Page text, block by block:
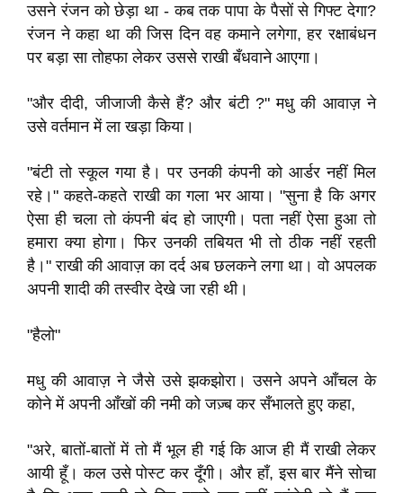
उसने रंजन को छेड़ा था - कब तक पापा के पैसों से गिफ्ट देगा?
रंजन ने कहा था की जिस दिन वह कमाने लगेगा, हर रक्षाबंधन
पर बड़ा सा तोहफा लेकर उससे राखी बँधवाने आएगा।
"और दीदी, जीजाजी कैसे हैं? और बंटी ?" मधु की आवाज़ ने
उसे वर्तमान में ला खड़ा किया।
"बंटी तो स्कूल गया है। पर उनकी कंपनी को आर्डर नहीं मिल
रहे।" कहते-कहते राखी का गला भर आया। "सुना है कि अगर
ऐसा ही चला तो कंपनी बंद हो जाएगी। पता नहीं ऐसा हुआ तो
हमारा क्या होगा। फिर उनकी तबियत भी तो ठीक नहीं रहती
है।" राखी की आवाज़ का दर्द अब छलकने लगा था। वो अपलक
अपनी शादी की तस्वीर देखे जा रही थी।
"हैलो"
मधु की आवाज़ ने जैसे उसे झकझोरा। उसने अपने आँचल के
कोने में अपनी आँखों की नमी को जज़्ब कर सँभालते हुए कहा,
"अरे, बातों-बातों में तो मैं भूल ही गई कि आज ही मैं राखी लेकर
आयी हूँ। कल उसे पोस्ट कर दूँगी। और हाँ, इस बार मैंने सोचा